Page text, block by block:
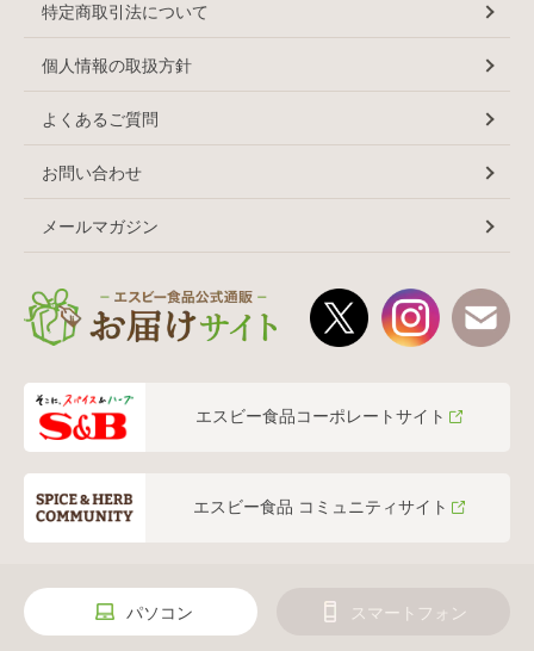
特定商取引法について
個人情報の取扱方針
よくあるご質問
お問い合わせ
メールマガジン
エスビー食品コーポレートサイト
エスビー食品 コミュニティサイト
パソコン スマートフォン